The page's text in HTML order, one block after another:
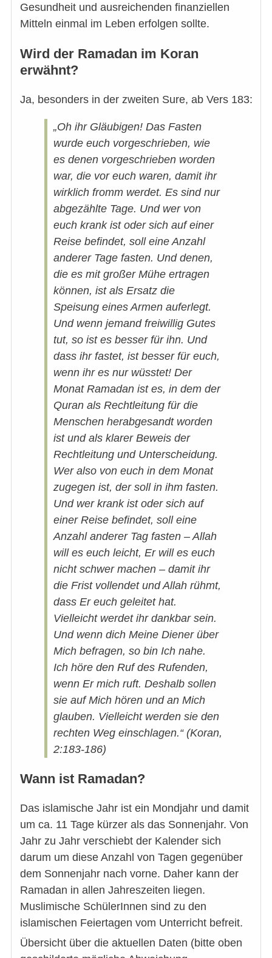
Gesundheit und ausreichenden finanziellen
Mitteln einmal im Leben erfolgen sollte.
Wird der Ramadan im Koran
erwähnt?
Ja, besonders in der zweiten Sure, ab Vers 183:
„Oh ihr Gläubigen! Das Fasten
wurde euch vorgeschrieben, wie
es denen vorgeschrieben worden
war, die vor euch waren, damit ihr
wirklich fromm werdet. Es sind nur
abgezählte Tage. Und wer von
euch krank ist oder sich auf einer
Reise befindet, soll eine Anzahl
anderer Tage fasten. Und denen,
die es mit großer Mühe ertragen
können, ist als Ersatz die
Speisung eines Armen auferlegt.
Und wenn jemand freiwillig Gutes
tut, so ist es besser für ihn. Und
dass ihr fastet, ist besser für euch,
wenn ihr es nur wüsstet! Der
Monat Ramadan ist es, in dem der
Quran als Rechtleitung für die
Menschen herabgesandt worden
ist und als klarer Beweis der
Rechtleitung und Unterscheidung.
Wer also von euch in dem Monat
zugegen ist, der soll in ihm fasten.
Und wer krank ist oder sich auf
einer Reise befindet, soll eine
Anzahl anderer Tag fasten – Allah
will es euch leicht, Er will es euch
nicht schwer machen – damit ihr
die Frist vollendet und Allah rühmt,
dass Er euch geleitet hat.
Vielleicht werdet ihr dankbar sein.
Und wenn dich Meine Diener über
Mich befragen, so bin Ich nahe.
Ich höre den Ruf des Rufenden,
wenn Er mich ruft. Deshalb sollen
sie auf Mich hören und an Mich
glauben. Vielleicht werden sie den
rechten Weg einschlagen.“ (Koran,
2:183-186)
Wann ist Ramadan?
Das islamische Jahr ist ein Mondjahr und damit
um ca. 11 Tage kürzer als das Sonnenjahr. Von
Jahr zu Jahr verschiebt der Kalender sich
darum um diese Anzahl von Tagen gegenüber
dem Sonnenjahr nach vorne. Daher kann der
Ramadan in allen Jahreszeiten liegen.
Muslimische SchülerInnen sind zu den
islamischen Feiertagen vom Unterricht befreit.
Übersicht über die aktuellen Daten (bitte oben